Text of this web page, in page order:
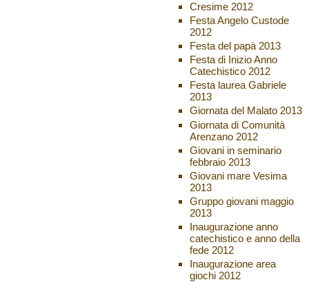
Cresime 2012
Festa Angelo Custode
2012
Festa del papà 2013
Festa di Inizio Anno
Catechistico 2012
Festa laurea Gabriele
2013
Giornata del Malato 2013
Giornata di Comunità
Arenzano 2012
Giovani in seminario
febbraio 2013
Giovani mare Vesima
2013
Gruppo giovani maggio
2013
Inaugurazione anno
catechistico e anno della
fede 2012
Inaugurazione area
giochi 2012